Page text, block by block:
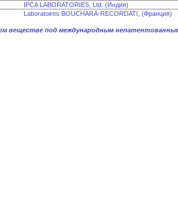
IPCA LABORATORIES, Ltd. (Индия)
Laboratoires BOUCHARA-RECORDATI, (Франция)
веществе под международным